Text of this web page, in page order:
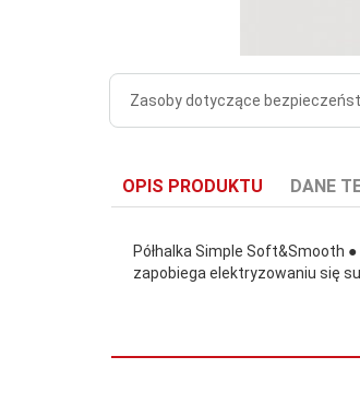
Zasoby dotyczące
OPIS PRODUKTU DANE
Półhalka Simple Soft&Smooth
zapobiega elektryzowaniu się
w
1